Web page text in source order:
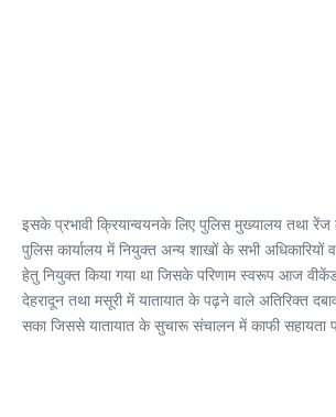
इसके प्रभावी क्रियान्वयनके लिए पुलिस मुख्यालय तथा
पुलिस कार्यालय में नियुक्त अन्य शाखों के सभी अधिकारियों व
हेतु नियुक्त किया गया था जिसके परिणाम स्वरूप आज
देहरादून तथा मसूरी में यातायात के पढ़ने वाले अतिरिक्त
सका जिससे यातायात के सुचारू संचालन में काफी सहायता